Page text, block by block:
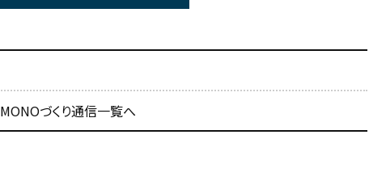
MONOづくり通信一覧へ